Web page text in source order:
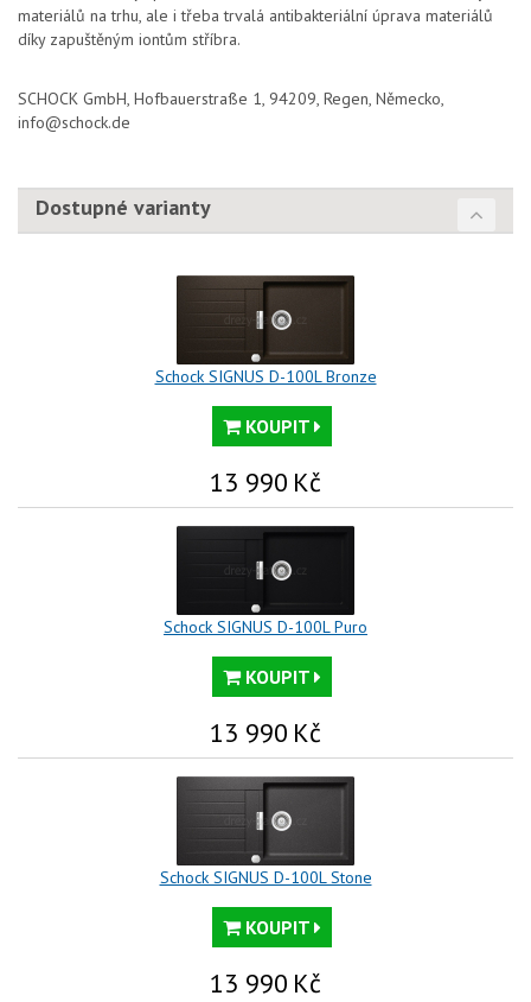
materiálů na trhu, ale i třeba trvalá antibakteriální úprava materiálů
díky zapuštěným iontům stříbra.
SCHOCK GmbH, Hofbauerstraße 1, 94209, Regen, Německo,
info@schock.de
Dostupné varianty
Schock SIGNUS D-100L Bronze
KOUPIT
13 990 Kč
Schock SIGNUS D-100L Puro
KOUPIT
13 990 Kč
Schock SIGNUS D-100L Stone
KOUPIT
13 990 Kč